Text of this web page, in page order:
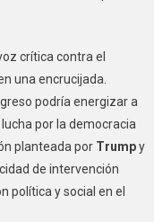
crítica contra el
una encrucijada.
podría energizar a
por la democracia
planteada por Trumpy
de intervención
política y social en el